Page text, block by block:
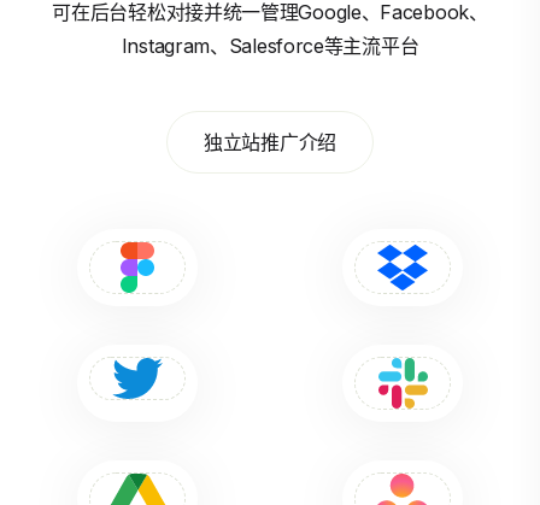
可在后台轻松对接并统一管理Google、Facebook、
Instagram、Salesforce等主流平台
独立站推广介绍